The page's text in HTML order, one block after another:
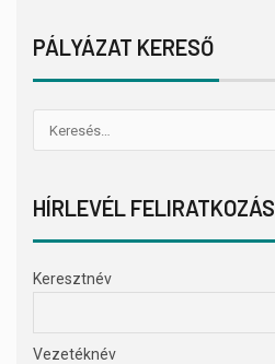
PÁLYÁZAT KERESŐ
HÍRLEVÉL FELIRATKOZÁS
Keresztnév
Vezetéknév